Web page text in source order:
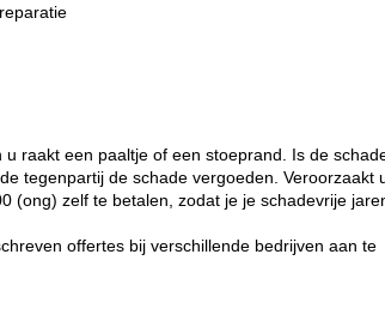
raakt een paaltje of een stoeprand. Is de
tegenpartij de schade vergoeden. Veroorzaakt
(ong) zelf te betalen, zodat je je schadevrije
offertes bij verschillende bedrijven aan te